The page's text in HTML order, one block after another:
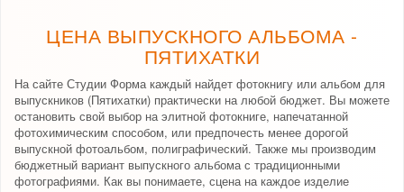
ЦЕНА ВЫПУСКНОГО АЛЬБОМА -
ПЯТИХАТКИ
На сайте Студии Форма каждый найдет фотокнигу или альбом для
выпускников (Пятихатки) практически на любой бюджет. Вы можете
остановить свой выбор на элитной фотокниге, напечатанной
фотохимическим способом, или предпочесть менее дорогой
выпускной фотоальбом, полиграфический. Также мы производим
бюджетный вариант выпускного альбома с традиционными
фотографиями. Как вы понимаете, сцена на каждое изделие